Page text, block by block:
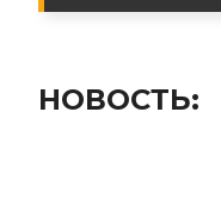
НОВОСТЬ: